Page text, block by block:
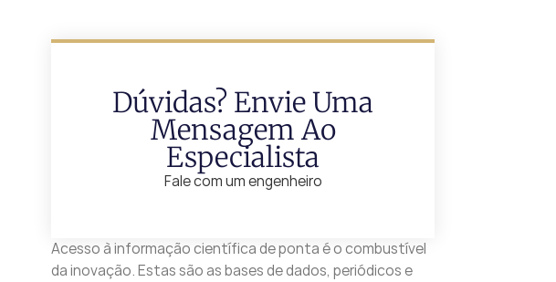
Dúvidas? Envie Uma
Mensagem Ao
Especialista
Fale com um engenheiro
Acesso à informação científica de ponta é o combustível
da inovação. Estas são as bases de dados, periódicos e